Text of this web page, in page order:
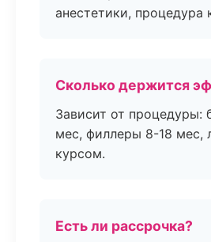
анестетики, процедура
Сколько держится
Зависит от процедуры:
мес, филлеры 8-18 мес,
курсом.
Есть ли рассрочка?